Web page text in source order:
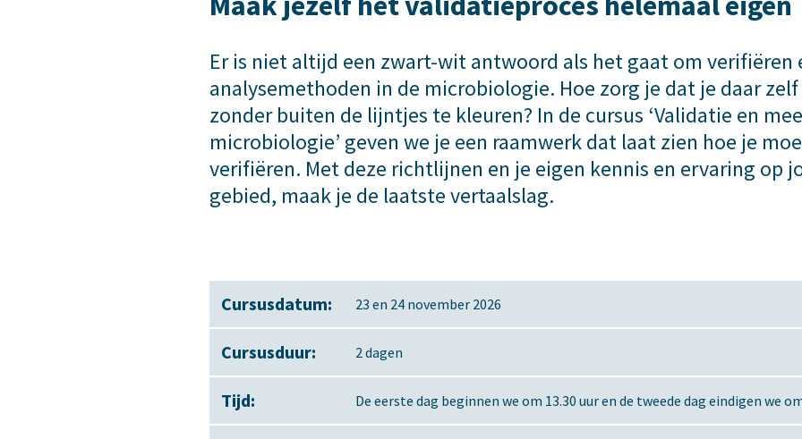
Er is niet altijd een zwart-wit antwoord als het gaat om verifiëren
analysemethoden in de microbiologie. Hoe zorg je dat je daar
zonder buiten de lijntjes te kleuren? In de cursus ‘Validatie en
microbiologie’ geven we je een raamwerk dat laat zien hoe je
verifiëren. Met deze richtlijnen en je eigen kennis en ervaring op
gebied, maak je de laatste vertaalslag.
Cursusdatum: 23 en 24 november 2026
Cursusduur: 2 dagen
Tijd: De eerste dag beginnen we om 13.30 uur en de tweede dag eindigen we